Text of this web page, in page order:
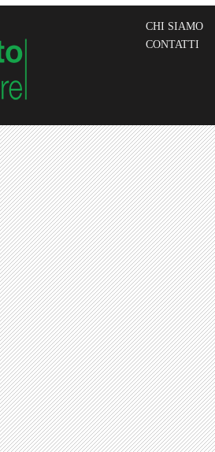
CHI SIAMO
CONTATTI